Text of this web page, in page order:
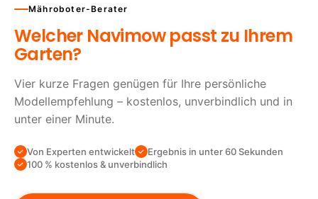
Mähroboter-Berater
Welcher Navimow passt zu Ihrem
Garten?
Vier kurze Fragen genügen für Ihre persönliche
Modellempfehlung – kostenlos, unverbindlich und in
unter einer Minute.
Von Experten entwickelt
Ergebnis in unter 60 Sekunden
100 % kostenlos & unverbindlich